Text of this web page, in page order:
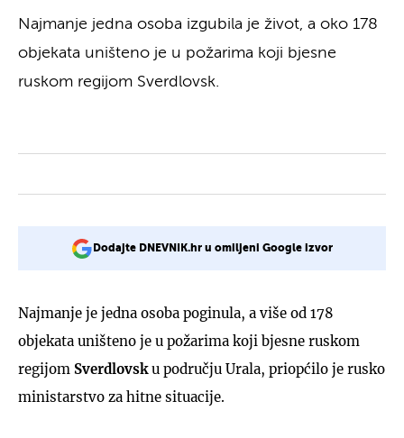
Najmanje jedna osoba izgubila je život, a oko 178
objekata uništeno je u požarima koji bjesne
ruskom regijom Sverdlovsk.
Dodajte DNEVNIK.hr u omiljeni Google izvor
Najmanje je jedna osoba poginula, a više od 178
objekata uništeno je u požarima koji bjesne ruskom
regijom Sverdlovsku području Urala, priopćilo je rusko
ministarstvo za hitne situacije.